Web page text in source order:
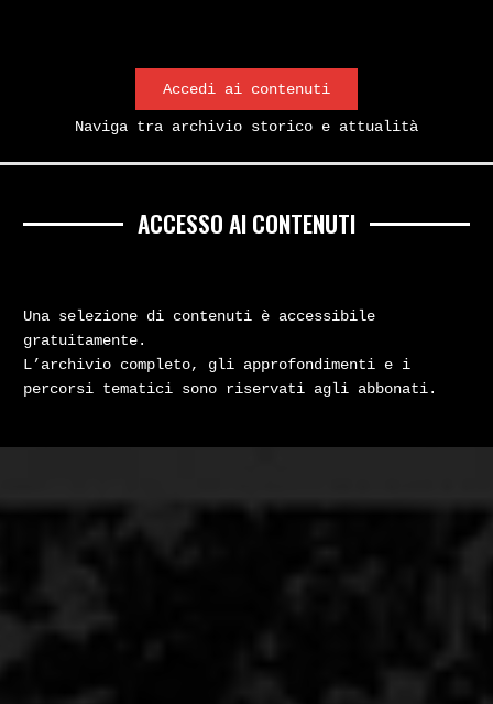
Accedi ai contenuti
Naviga tra archivio storico e attualità
ACCESSO AI CONTENUTI
Una selezione di contenuti è accessibile
gratuitamente.
L’archivio completo, gli approfondimenti e i
percorsi tematici sono riservati agli abbonati.